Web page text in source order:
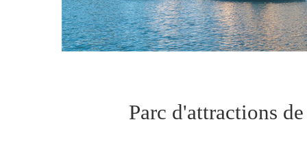
Parc d'attractions